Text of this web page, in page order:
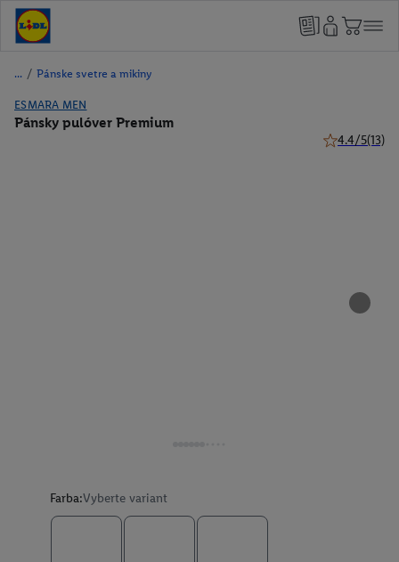
/ Pánske svetre a mikiny
ESMARA MEN
Pánsky pulóver Premium
4.4/5(13)
Farba:Vyberte variant